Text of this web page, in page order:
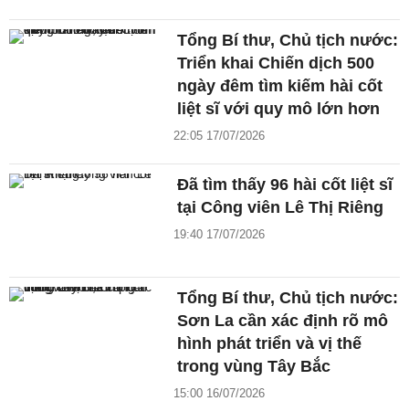
Tổng Bí thư, Chủ tịch nước:
Triển khai Chiến dịch 500
ngày đêm tìm kiếm hài cốt
liệt sĩ với quy mô lớn hơn
22:05 17/07/2026
Đã tìm thấy 96 hài cốt liệt sĩ
tại Công viên Lê Thị Riêng
19:40 17/07/2026
Tổng Bí thư, Chủ tịch nước:
Sơn La cần xác định rõ mô
hình phát triển và vị thế
trong vùng Tây Bắc
15:00 16/07/2026